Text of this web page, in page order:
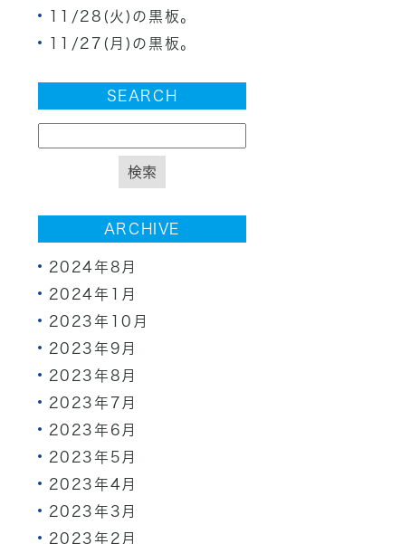
11/28(火)の黒板。
11/27(月)の黒板。
SEARCH
ARCHIVE
2024年8月
2024年1月
2023年10月
2023年9月
2023年8月
2023年7月
2023年6月
2023年5月
2023年4月
2023年3月
2023年2月